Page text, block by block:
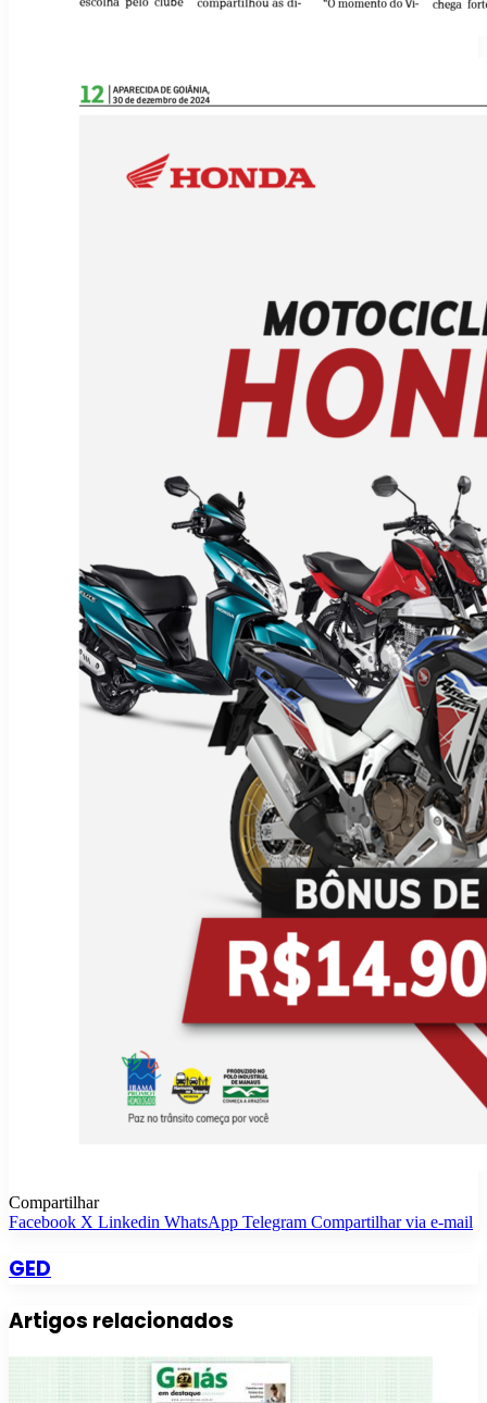
Compartilhar
Facebook X Linkedin WhatsApp Telegram Compartilhar via e-mail
GED
Artigos relacionados